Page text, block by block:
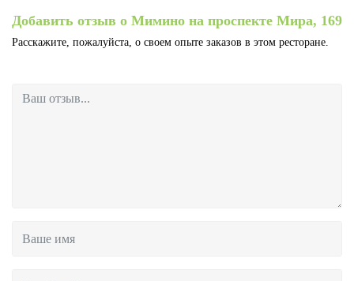
Добавить отзыв о Мимино на проспекте Мира, 169
Расскажите, пожалуйста, о своем опыте заказов в этом ресторане.